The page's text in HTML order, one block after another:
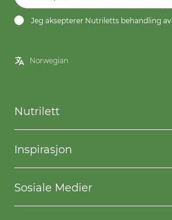
Jeg aksepterer Nutriletts behandling av
Nutrilett
Kontakt oss
Spørsmål og svar
Frakt og levering
Kjøpsbetingelser
Inspirasjon
Willpower
Oppskrifter
Gå ned i vekt
Sosiale Medier
Facebook